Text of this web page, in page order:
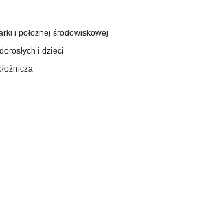
i położnej środowiskowej
i dzieci